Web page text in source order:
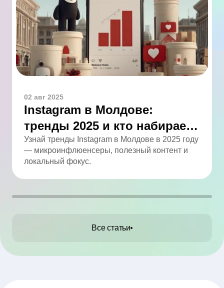
02 авг 2025
Instagram в Молдове:
тренды 2025 и кто набирает
обороты
Узнай тренды Instagram в Молдове в 2025 году
— микроинфлюенсеры, полезный контент и
локальный фокус.
Все статьи